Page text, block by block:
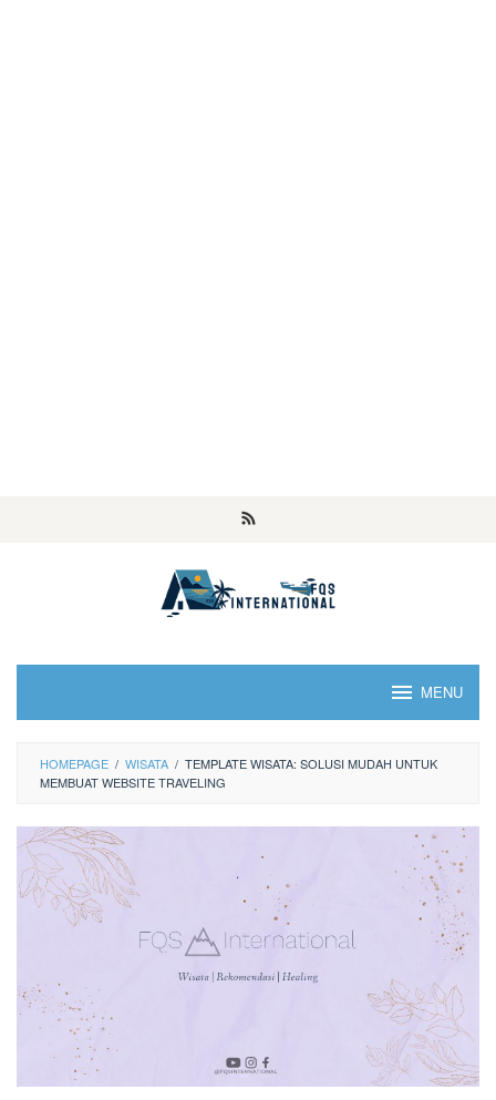
MENU
HOMEPAGE / WISATA / TEMPLATE WISATA: SOLUSI MUDAH UNTUK
MEMBUAT WEBSITE TRAVELING